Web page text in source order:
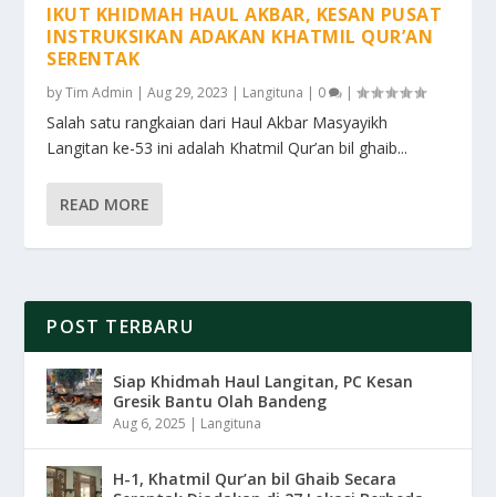
IKUT KHIDMAH HAUL AKBAR, KESAN PUSAT
INSTRUKSIKAN ADAKAN KHATMIL QUR’AN
SERENTAK
byTim Admin |Aug 29, 2023 | Langituna | 0 |
Salah satu rangkaian dari Haul Akbar Masyayikh
Langitan ke-53 ini adalah Khatmil Qur’an bil ghaib...
READ MORE
POST TERBARU
Siap Khidmah Haul Langitan, PC Kesan
Gresik Bantu Olah Bandeng
Aug 6, 2025 | Langituna
H-1, Khatmil Qur’an bil Ghaib Secara